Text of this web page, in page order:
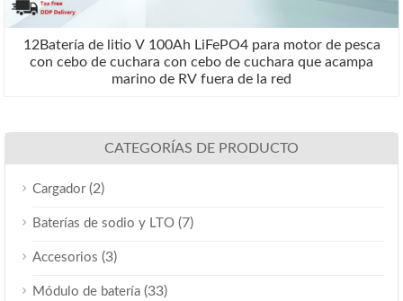
12Batería de litio V 100Ah LiFePO4 para motor de pesca
con cebo de cuchara con cebo de cuchara que acampa
marino de RV fuera de la red
CATEGORÍAS DE PRODUCTO
Cargador(2)
Baterías de sodio y LTO (7)
Accesorios (3)
Módulo de batería (33)